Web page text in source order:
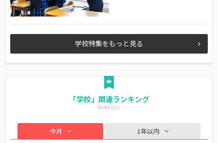
学校特集をもっと見る
「学校」関連ランキング
今月 1年以内